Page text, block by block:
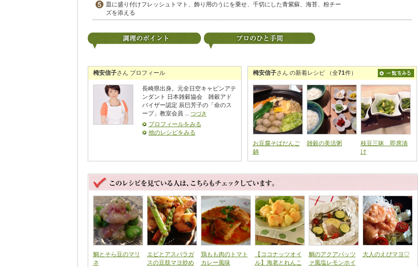
皿に盛り付けフレッシュトマト、飾り用のうにを乗せ、千切にした青紫蘇、海苔、粉チー
ズを添える
栂安信子さん プロフィール
長崎県出身。元全日空キャビンアテ
ンダント 日本雑穀協会 雑穀アド
バイザー認定 辰巳芳子の「命のス
ープ」教室会員 ... つづき
プロフィールをみる
他のレシピをみる
栂安信子さん の新着レシピ （全71件）
お豆腐そばだんご
鍋
雑穀の美活粥
枝豆三昧 即席漬
け
鯛とそら豆のマリ
ネ
エビとアスパラガ
スの豆鼓マヨ炒め
鶏もも肉のトマト
カレー風味
【ココナッツオイ
ル】海老とれんこ
鯛のアクアパッツ
ァ風塩レモンホイ
大人のえびマヨ♡